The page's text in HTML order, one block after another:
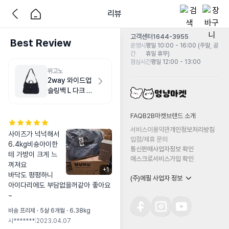
리뷰
Best Review
위고노
2way 와이드업
슬링백 L 다크 네
+1
사이즈가 넉넉해서
6.4kg비숑아이한
테 가방이 크게 느
껴져요
바닥도 평평하니
아이다리에도 부담없을꺼같아 좋아요
~
비숑 프리제 · 5살 6개월 · 6.38kg
시******* 2023.04.07
고객센터1644-3955
운영시
간
평일 10:00 - 16:00 (주말, 공
휴일 휴무)
점심시간평일 12:00 - 13:00
FAQB2B마켓 브랜드 소개
서비스이용약관개인정보처리방침
입점/제휴 문의
통신판매사업자정보 확인
에스크로서비스가입 확인
(주)에필 사업자 정보